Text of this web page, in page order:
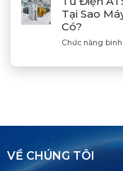
Tại Sao
Có?
Chức năng
VỀ CHÚNG TÔI